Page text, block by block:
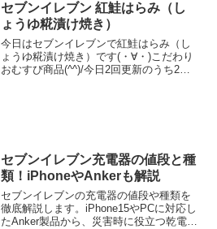
セブンイレブン 紅鮭はらみ（し
ょうゆ糀漬け焼き）
今日はセブンイレブンで紅鮭はらみ（し
ょうゆ糀漬け焼き）です(・∀・)こだわり
おむすび商品(^^)/今日2回更新のうち2回
セブンイレブン充電器の値段と種
類！iPhoneやAnkerも解説
セブンイレブンの充電器の値段や種類を
徹底解説します。iPhone15やPCに対応し
たAnker製品から、災害時に役立つ乾電池